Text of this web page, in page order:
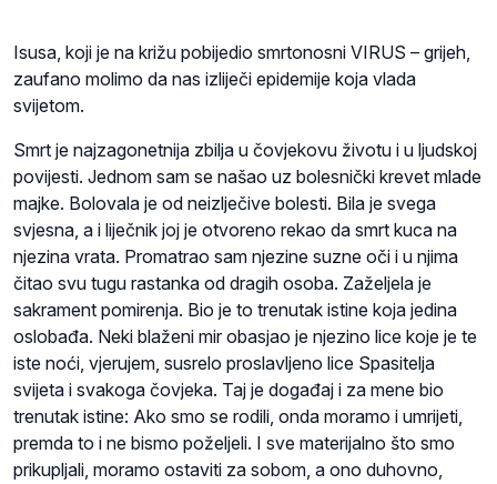
Isusa, koji je na križu pobijedio smrtonosni VIRUS – grijeh,
zaufano molimo da nas izliječi epidemije koja vlada
svijetom.
Smrt je najzagonetnija zbilja u čovjekovu životu i u ljudskoj
povijesti. Jednom sam se našao uz bolesnički krevet mlade
majke. Bolovala je od neizlječive bolesti. Bila je svega
svjesna, a i liječnik joj je otvoreno rekao da smrt kuca na
njezina vrata. Promatrao sam njezine suzne oči i u njima
čitao svu tugu rastanka od dragih osoba. Zaželjela je
sakrament pomirenja. Bio je to trenutak istine koja jedina
oslobađa. Neki blaženi mir obasjao je njezino lice koje je te
iste noći, vjerujem, susrelo proslavljeno lice Spasitelja
svijeta i svakoga čovjeka. Taj je događaj i za mene bio
trenutak istine: Ako smo se rodili, onda moramo i umrijeti,
premda to i ne bismo poželjeli. I sve materijalno što smo
prikupljali, moramo ostaviti za sobom, a ono duhovno,